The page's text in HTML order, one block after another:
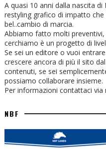
A quasi 10 anni dalla nascita
restyling grafico di impatto
bel..cambio di marcia.
Abbiamo fatto molti
cerchiamo è un progetto di
Se sei un editore o vuoi
crescere ancora di più il sito
contenuti, se sei
possiamo collaborare insieme.
Per informazioni contattaci via
NBF